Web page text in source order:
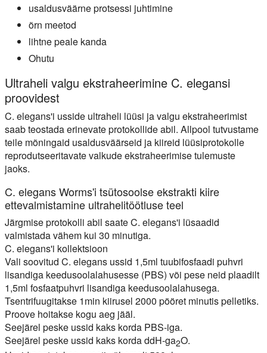
usaldusväärne protsessi juhtimine
õrn meetod
lihtne peale kanda
Ohutu
Ultraheli valgu ekstraheerimine C. elegansi
proovidest
C. elegans'i usside ultraheli lüüsi ja valgu ekstraheerimist
saab teostada erinevate protokollide abil. Allpool tutvustame
teile mõningaid usaldusväärseid ja kiireid lüüsiprotokolle
reprodutseeritavate valkude ekstraheerimise tulemuste
jaoks.
C. elegans Worms'i tsütosoolse ekstrakti kiire
ettevalmistamine ultrahelitöötluse teel
Järgmise protokolli abil saate C. elegans'i lüsaadid
valmistada vähem kui 30 minutiga.
C. elegans'i kollektsioon
Vali soovitud C. elegans ussid 1,5ml tuubifosfaadi puhvri
lisandiga keedusoolalahusesse (PBS) või pese neid plaadilt
1,5ml fosfaatpuhvri lisandiga keedusoolalahusega.
Tsentrifuugitakse 1min kiirusel 2000 pööret minutis pelletiks.
Proove hoitakse kogu aeg jääl.
Seejärel peske ussid kaks korda PBS-iga.
Seejärel peske ussid kaks korda ddH-ga2O.